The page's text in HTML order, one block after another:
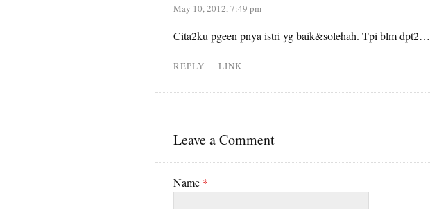
May 10, 2012, 7:49 pm
Cita2ku pgeen pnya istri yg baik&solehah. Tpi blm dpt2…
REPLY LINK
Leave a Comment
Name *